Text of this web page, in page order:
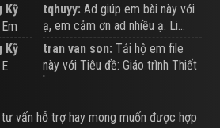
Kỹ
Em
tqhuyy: Ad giúp em bài này với
ạ, em cảm ơn ad nhiều ạ. Li...
Kỹ
E
tran van son: Tải hộ em file
này với Tiêu đề: Giáo trình Thiết
b...
vấn hỗ trợ hay mong muốn được hợp